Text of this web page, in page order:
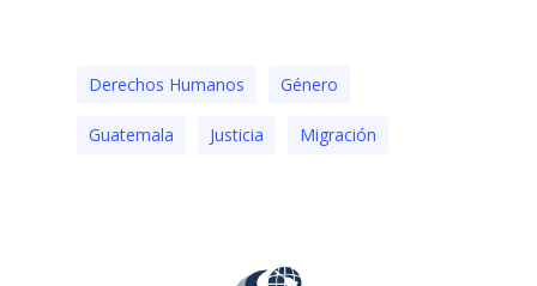
Derechos Humanos Género
Guatemala Justicia Migración